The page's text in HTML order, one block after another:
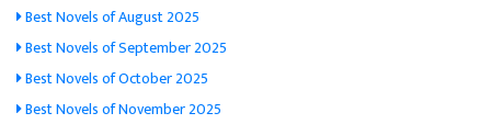
Best Novels of August 2025
Best Novels of September 2025
Best Novels of October 2025
Best Novels of November 2025